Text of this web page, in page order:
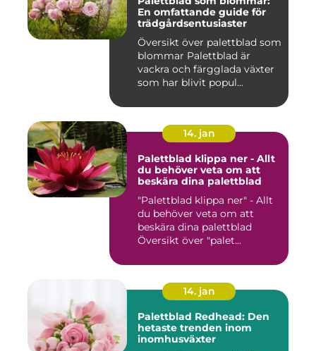
En omfattande guide för
trädgårdsentusiaster
Översikt över palettblad som
blommar Palettblad är
vackra och färgglada växter
som har blivit popul...
14. jan
Palettblad klippa ner - Allt
du behöver veta om att
beskära dina palettblad
"Palettblad klippa ner" - Allt
du behöver veta om att
beskära dina palettblad
Översikt över "palet...
14. jan
Palettblad Redhead: Den
hetaste trenden inom
inomhusväxter